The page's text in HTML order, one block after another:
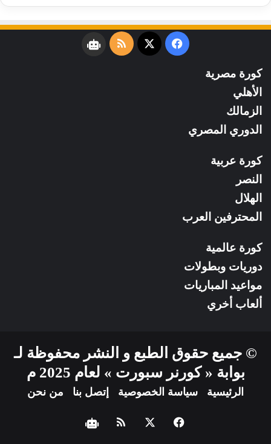
فيسبوك
‫X
ملخصنبض
كورة مصرية
الأهلي
الزمالك
الدوري المصري
كورة عربية
النصر
الهلال
المحترفين العرب
كورة عالمية
دوريات وبطولات
مواعيد المباريات
ألعاب أخري
© جميع حقوق الطبع و النشر محفوظة لـ
بوابة « كورنر سبورت » لعام 2025 م
الرئيسية سياسة الخصوصية إتصل بنا من نحن
فيسبوك ملخصنبض